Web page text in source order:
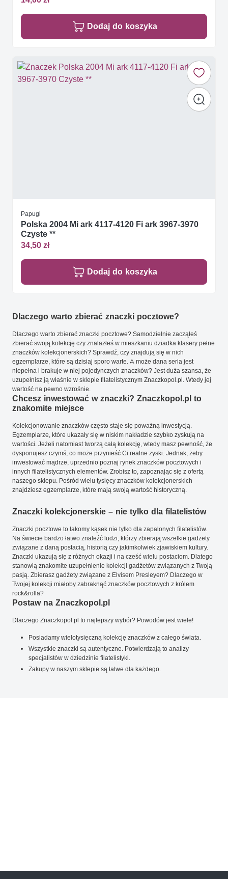
Dodaj do koszyka
Papugi
Polska 2004 Mi ark 4117-4120 Fi ark 3967-3970
Czyste **
34,50 zł
Dodaj do koszyka
Dlaczego warto zbierać znaczki pocztowe?
Dlaczego warto zbierać znaczki pocztowe? Samodzielnie zacząłeś
zbierać swoją kolekcję czy znalazłeś w mieszkaniu dziadka klasery pełne
znaczków kolekcjonerskich? Sprawdź, czy znajdują się w nich
egzemplarze, które są dzisiaj sporo warte. A może dana seria jest
niepełna i brakuje w niej pojedynczych znaczków? Jest duża szansa, że
uzupełnisz ją właśnie w sklepie filatelistycznym Znaczkopol.pl. Wtedy jej
wartość na pewno wzrośnie.
Chcesz inwestować w znaczki? Znaczkopol.pl to
znakomite miejsce
Kolekcjonowanie znaczków często staje się poważną inwestycją.
Egzemplarze, które ukazały się w niskim nakładzie szybko zyskują na
wartości. Jeżeli natomiast tworzą całą kolekcję, wtedy masz pewność, że
dysponujesz czymś, co może przynieść Ci realne zyski. Jednak, żeby
inwestować mądrze, uprzednio poznaj rynek znaczków pocztowych i
innych filatelistycznych elementów. Zrobisz to, zapoznając się z ofertą
naszego sklepu. Pośród wielu tysięcy znaczków kolekcjonerskich
znajdziesz egzemplarze, które mają swoją wartość historyczną.
Znaczki kolekcjonerskie – nie tylko dla filatelistów
Znaczki pocztowe to łakomy kąsek nie tylko dla zapalonych filatelistów.
Na świecie bardzo łatwo znaleźć ludzi, którzy zbierają wszelkie gadżety
związane z daną postacią, historią czy jakimkolwiek zjawiskiem kultury.
Znaczki ukazują się z różnych okazji i na cześć wielu postaciom. Dlatego
stanowią znakomite uzupełnienie kolekcji gadżetów związanych z Twoją
pasją. Zbierasz gadżety związane z Elvisem Presleyem? Dlaczego w
Twojej kolekcji miałoby zabraknąć znaczków pocztowych z królem
rock&rolla?
Postaw na Znaczkopol.pl
Dlaczego Znaczkopol.pl to najlepszy wybór? Powodów jest wiele!
Posiadamy wielotysięczną kolekcję znaczków z całego świata.
Wszystkie znaczki są autentyczne. Potwierdzają to analizy
specjalistów w dziedzinie filatelistyki.
Zakupy w naszym sklepie są łatwe dla każdego.